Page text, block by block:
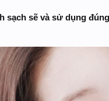
sạch sẽ và sử dụng